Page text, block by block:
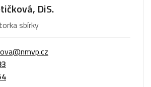
DiS.
sbírky